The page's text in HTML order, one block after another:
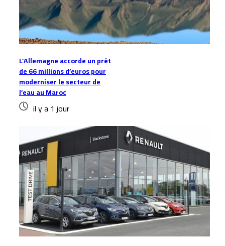
L’Allemagne accorde un prêt
de 66 millions d’euros pour
moderniser le secteur de
l’eau au Maroc
il y a 1 jour